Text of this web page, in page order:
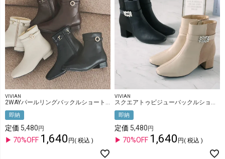
VIVIAN
2WAYパールリングバックルショートブーツ
即納
定価 5,480
70%OFF 1,640 税込
VIVIAN
スクエアトゥビジューバックルショートブーツ
即納
定価 5,480
70%OFF 1,640 税込